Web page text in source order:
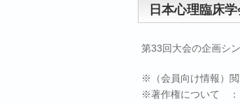
日本心理臨床
第33回大会の企画シ
※ （会員向け情報）
※著作権について ：